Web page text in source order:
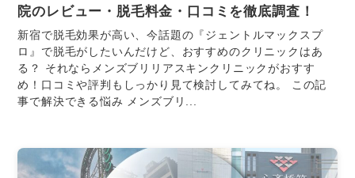
院のレビュー・脱毛料金・口コミを徹底調査！
新宿で脱毛効果が高い、今話題の『ジェントルマックスプ
ロ』で脱毛がしたいんだけど、おすすめのクリニックはあ
る？ それならメンズブリリアスキンクリニックがおすす
め！口コミや評判もしっかり見て検討してみてね。 この記
事で解決できる悩み メンズブリ...